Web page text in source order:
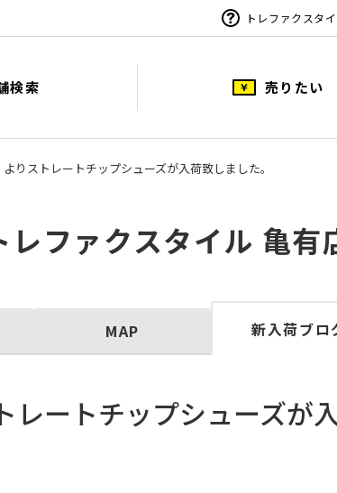
トレファクスタ
検索 売りたい
りストレートチップシューズが入荷致しました。
レファクスタイル 亀有
MAP 新入荷ブロ
レートチップシューズが